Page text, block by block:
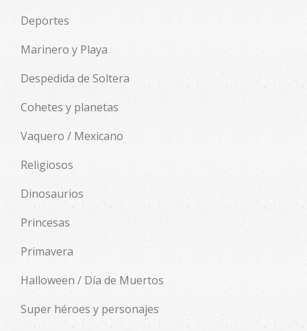
Deportes
Marinero y Playa
Despedida de Soltera
Cohetes y planetas
Vaquero / Mexicano
Religiosos
Dinosaurios
Princesas
Primavera
Halloween / Día de Muertos
Super héroes y personajes